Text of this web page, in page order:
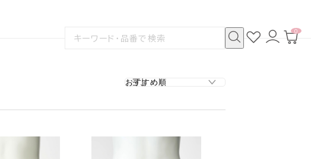
検
お
気
ロ
グ
カ
0